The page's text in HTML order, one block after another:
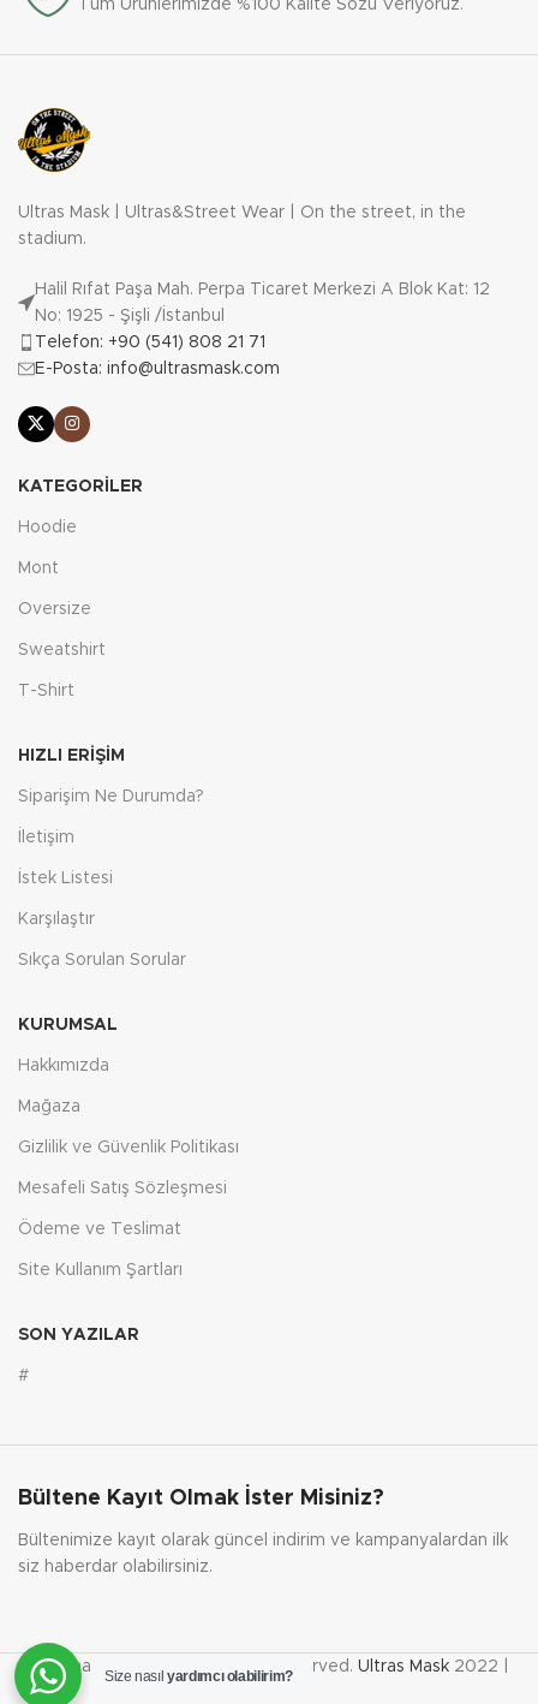
Tüm Ürünlerimizde %100 Kalite Sözü Veriyoruz.
Ultras Mask | Ultras&Street Wear | On the street, in the
stadium.
Halil Rıfat Paşa Mah. Perpa Ticaret Merkezi A Blok Kat: 12
No: 1925 - Şişli /İstanbul
Telefon: +90 (541) 808 21 71
E-Posta: info@ultrasmask.com
KATEGORILER
Hoodie
Mont
Oversize
Sweatshirt
T-Shirt
HIZLI ERIŞIM
Siparişim Ne Durumda?
İletişim
İstek Listesi
Karşılaştır
Sıkça Sorulan Sorular
KURUMSAL
Hakkımızda
Mağaza
Gizlilik ve Güvenlik Politikası
Mesafeli Satış Sözleşmesi
Ödeme ve Teslimat
Site Kullanım Şartları
SON YAZILAR
#
Bültene Kayıt Olmak İster Misiniz?
Bültenimize kayıt olarak güncel indirim ve kampanyalardan ilk
siz haberdar olabilirsiniz.
Tüm hakları saklıdır. | All rights reserved. Ultras Mask2022 |
Size nasılyardımcı olabilirim?